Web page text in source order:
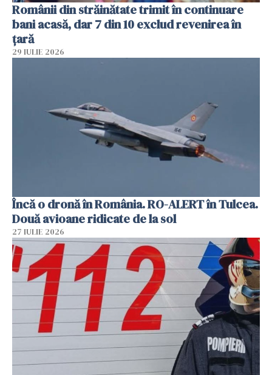
Românii din străinătate trimit în continuare
bani acasă, dar 7 din 10 exclud revenirea în
țară
29 IULIE 2026
Încă o dronă în România. RO-ALERT în Tulcea.
Două avioane ridicate de la sol
27 IULIE 2026